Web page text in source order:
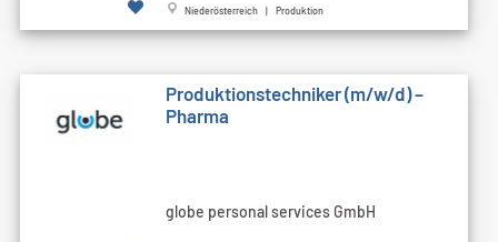
Niederösterreich | Produktion
Produktionstechniker (m/w/d) –
Pharma
globe personal services GmbH